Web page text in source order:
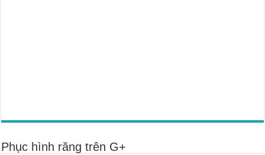
Phục hình răng trên G+